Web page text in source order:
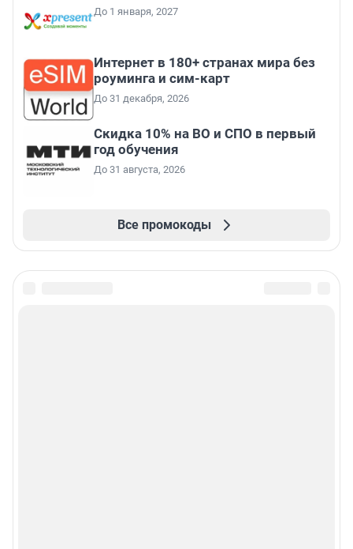
До 1 января, 2027
Интернет в 180+ странах мира без
роуминга и сим-карт
До 31 декабря, 2026
Скидка 10% на ВО и СПО в первый
год обучения
До 31 августа, 2026
Все промокоды